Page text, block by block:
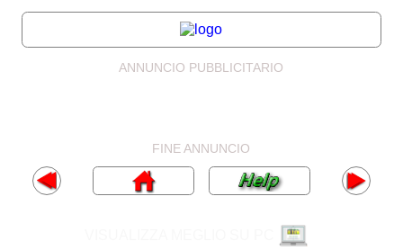
ANNUNCIO PUBBLICITARIO
FINE ANNUNCIO